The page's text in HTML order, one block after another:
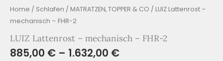
Home / Schlafen / MATRATZEN, TOPPER & CO / LUIZ Lattenrost –
mechanisch – FHR-2
LUIZ Lattenrost – mechanisch – FHR-2
885,00 € – 1.632,00 €